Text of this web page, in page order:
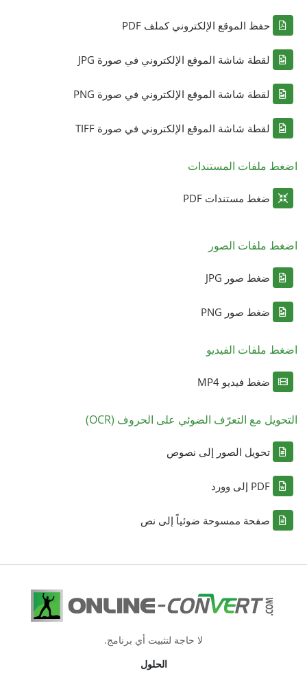
حفظ الموقع الإلكتروني كملف PDF
لقطة شاشة الموقع الإلكتروني في صورة JPG
لقطة شاشة الموقع الإلكتروني في صورة PNG
لقطة شاشة الموقع الإلكتروني في صورة TIFF
اضغط ملفات المستندات
ضغط مستندات PDF
اضغط ملفات الصور
ضغط صور JPG
ضغط صور PNG
اضغط ملفات الفيديو
ضغط فيديو MP4
التحويل مع التعرّف الضوئي على الحروف (OCR)
تحويل الصور إلى نصوص
PDF إلى وورد
صفحة ممسوحة ضوئياً إلى نص
لا حاجة لتثبيت أي برنامج.
الحلول